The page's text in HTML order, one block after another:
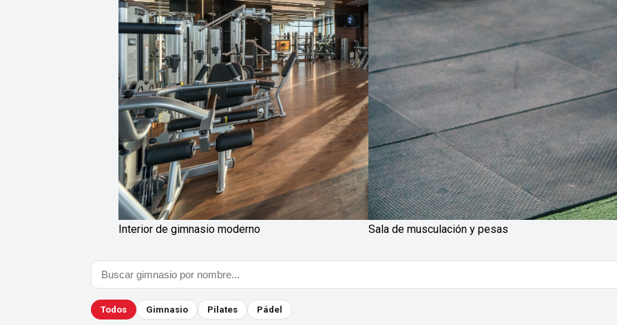
Interior de gimnasio moderno Sala de musculación y pesas
Todos Gimnasio Pilates Pádel